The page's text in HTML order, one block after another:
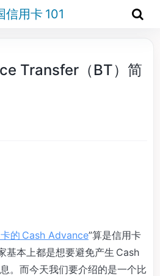
信用卡 101
Transfer（BT）简
的 Cash Advance”算是信用卡
基本上都是想要避免产生 Cash
。而今天我们要介绍的是一个比